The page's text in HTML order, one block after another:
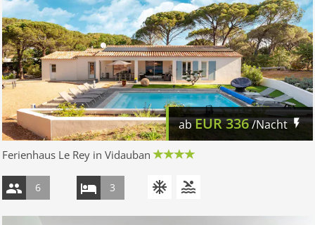
abEUR336/Nacht
Ferienhaus Le Rey in Vidauban
6 3